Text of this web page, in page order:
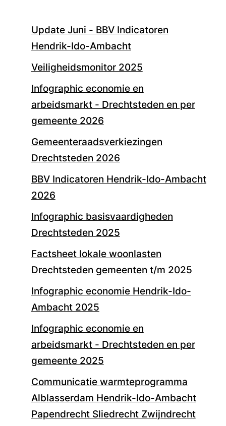
Update Juni - BBV Indicatoren
Hendrik-Ido-Ambacht
Veiligheidsmonitor 2025
Infographic economie en
arbeidsmarkt - Drechtsteden en per
gemeente 2026
Gemeenteraadsverkiezingen
Drechtsteden 2026
BBV Indicatoren Hendrik-Ido-Ambacht
2026
Infographic basisvaardigheden
Drechtsteden 2025
Factsheet lokale woonlasten
Drechtsteden gemeenten t/m 2025
Infographic economie Hendrik-Ido-
Ambacht 2025
Infographic economie en
arbeidsmarkt - Drechtsteden en per
gemeente 2025
Communicatie warmteprogramma
Alblasserdam Hendrik-Ido-Ambacht
Papendrecht Sliedrecht Zwijndrecht